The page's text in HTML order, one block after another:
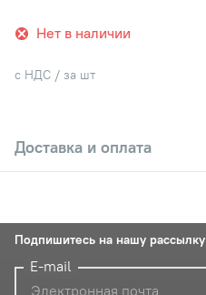
Нет в наличии
с НДС / за шт
Доставка и оплата
Подпишитесь на нашу рассылку
E-mail